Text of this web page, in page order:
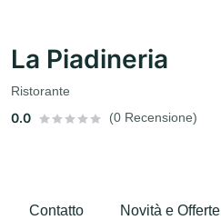
La Piadineria
Ristorante
0.0 (0 Recensione)
Contatto Novità e Offerte